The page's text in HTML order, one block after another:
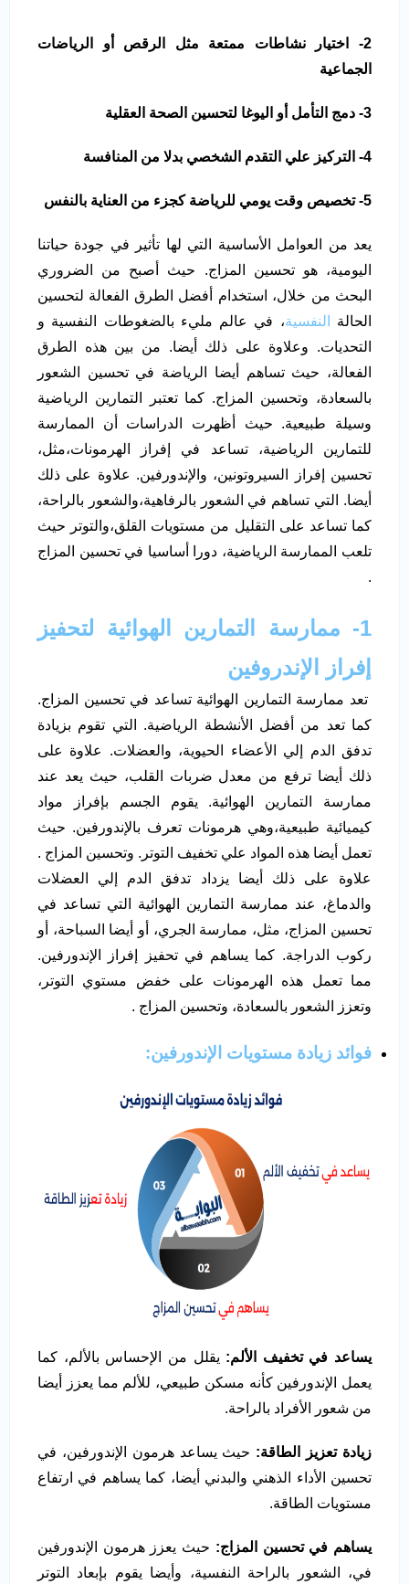
2- اختيار نشاطات ممتعة مثل الرقص أو الرياضات
الجماعية
3- دمج التأمل أو اليوغا لتحسين الصحة العقلية
4- التركيز علي التقدم الشخصي بدلا من المنافسة
5- تخصيص وقت يومي للرياضة كجزء من العناية بالنفس
يعد من العوامل الأساسية التي لها تأثير في جودة حياتنا
اليومية، هو تحسين المزاج. حيث أصبح من الضروري
البحث من خلال، استخدام أفضل الطرق الفعالة لتحسين
الحالة
النفسية، في عالم مليء بالضغوطات النفسية و
التحديات. وعلاوة على ذلك أيضا. من بين هذه الطرق
الفعالة، حيث تساهم أيضا الرياضة في تحسين الشعور
بالسعادة، وتحسين المزاج. كما تعتبر التمارين الرياضية
وسيلة طبيعية. حيث أظهرت الدراسات أن الممارسة
للتمارين الرياضية، تساعد في إفراز الهرمونات،مثل،
تحسين إفراز السيروتونين، والإندورفين. علاوة على ذلك
أيضا. التي تساهم في الشعور بالرفاهية،والشعور بالراحة،
كما تساعد على التقليل من مستويات القلق،والتوتر حيث
تلعب الممارسة الرياضية، دورا أساسيا في تحسين المزاج
.
1- ممارسة التمارين الهوائية لتحفيز
إفراز الإندروفين
تعد ممارسة التمارين الهوائية تساعد في تحسين المزاج.
كما تعد من أفضل الأنشطة الرياضية. التي تقوم بزيادة
تدفق الدم إلي الأعضاء الحيوية، والعضلات. علاوة على
ذلك أيضا ترفع من معدل ضربات القلب، حيث يعد عند
ممارسة التمارين الهوائية. يقوم الجسم بإفراز مواد
كيميائية طبيعية،وهي هرمونات تعرف بالإندورفين. حيث
تعمل أيضا هذه المواد علي تخفيف التوتر. وتحسين المزاج .
علاوة على ذلك أيضا يزداد تدفق الدم إلي العضلات
والدماغ، عند ممارسة التمارين الهوائية التي تساعد في
تحسين المزاج، مثل، ممارسة الجري، أو أيضا السباحة، أو
ركوب الدراجة. كما يساهم في تحفيز إفراز الإندورفين.
مما تعمل هذه الهرمونات على خفض مستوي التوتر،
وتعزز الشعور بالسعادة، وتحسين المزاج .
فوائد زيادة مستويات الإندورفين:
يساعد في تخفيف الألم: يقلل من الإحساس بالألم، كما
يعمل الإندورفين كأنه مسكن طبيعي، للألم مما يعزز أيضا
من شعور الأفراد بالراحة.
زيادة تعزيز الطاقة: حيث يساعد هرمون الإندورفين، في
تحسين الأداء الذهني والبدني أيضا، كما يساهم في ارتفاع
مستويات الطاقة.
يساهم في تحسين المزاج: حيث يعزز هرمون الإندورفين
في، الشعور بالراحة النفسية، وأيضا يقوم بإبعاد التوتر